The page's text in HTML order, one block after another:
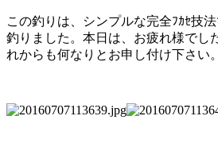
この釣りは、シンプルな完全ﾌｶｾ技
釣りました。本日は、お疲れ様でし
れからも何なりとお申し付け下さい